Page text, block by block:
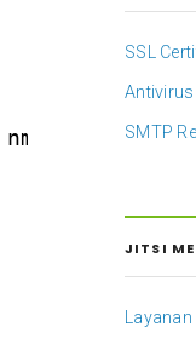
ncat -y
SSL
SMTP
JITSI